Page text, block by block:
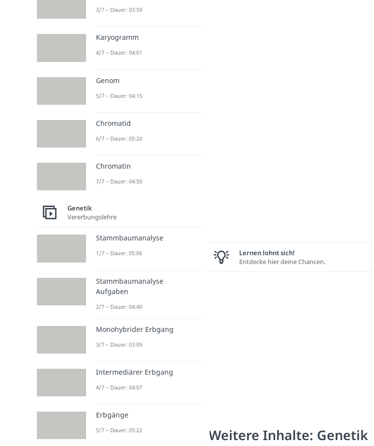
Lernen lohnt sich!
Entdecke hier deine Chancen.
Weitere Inhalte: Genetik
3/7 – Dauer: 03:59
Karyogramm
4/7 – Dauer: 04:01
Genom
5/7 – Dauer: 04:15
Chromatid
6/7 – Dauer: 05:20
Chromatin
7/7 – Dauer: 04:50
Genetik
Vererbungslehre
Stammbaumanalyse
1/7 – Dauer: 05:06
Stammbaumanalyse
Aufgaben
2/7 – Dauer: 04:40
Monohybrider Erbgang
3/7 – Dauer: 03:09
Intermediärer Erbgang
4/7 – Dauer: 04:07
Erbgänge
5/7 – Dauer: 05:22